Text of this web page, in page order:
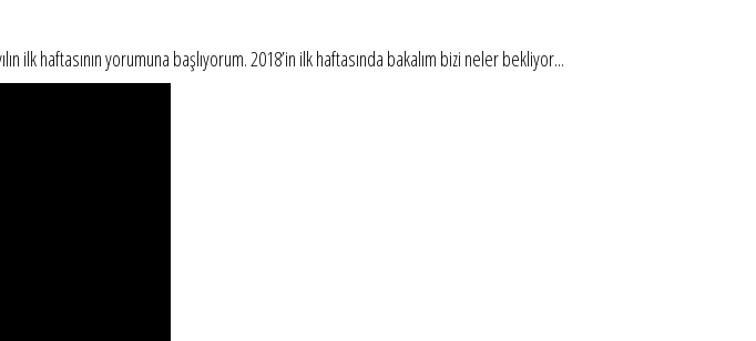
ilk haftasının yorumuna başlıyorum. 2018’in ilk haftasında bakalım bizi neler bekliyor...